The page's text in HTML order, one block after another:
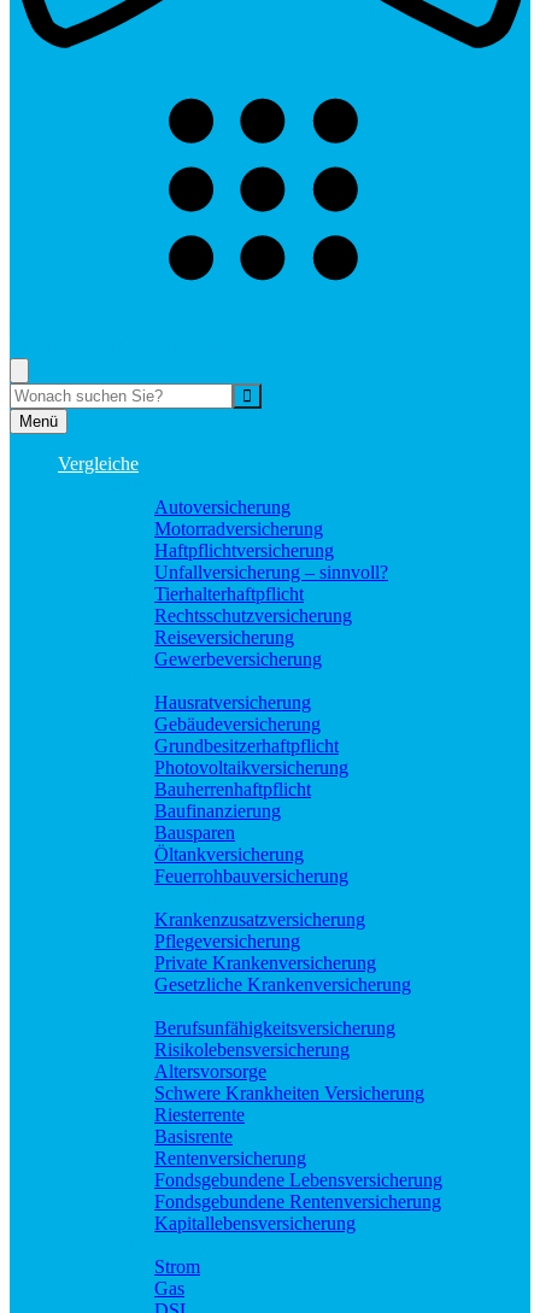
Menü
Vergleiche
Autoversicherung
Motorradversicherung
Haftpflichtversicherung
Unfallversicherung – sinnvoll?
Tierhalterhaftpflicht
Rechtsschutzversicherung
Reiseversicherung
Gewerbeversicherung
Hausratversicherung
Gebäudeversicherung
Grundbesitzerhaftpflicht
Photovoltaikversicherung
Bauherrenhaftpflicht
Baufinanzierung
Bausparen
Öltankversicherung
Feuerrohbauversicherung
Krankenzusatzversicherung
Pflegeversicherung
Private Krankenversicherung
Gesetzliche Krankenversicherung
Berufs­unfähigkeitsversicherung
Risikolebensversicherung
Altersvorsorge
Schwere Krankheiten Versicherung
Riesterrente
Basisrente
Rentenversicherung
Fondsgebundene Lebensversicherung
Fondsgebundene Rentenversicherung
Kapitallebensversicherung
Strom
Gas